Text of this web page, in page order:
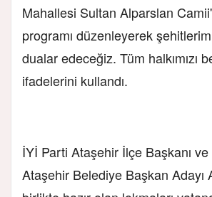
Mahallesi Sultan Alparslan
programı düzenleyerek
dualar edeceğiz. Tüm halkımızı
ifadelerini kullandı.
İYİ Parti Ataşehir İlçe Başkanı
Ataşehir Belediye Başkan Adayı